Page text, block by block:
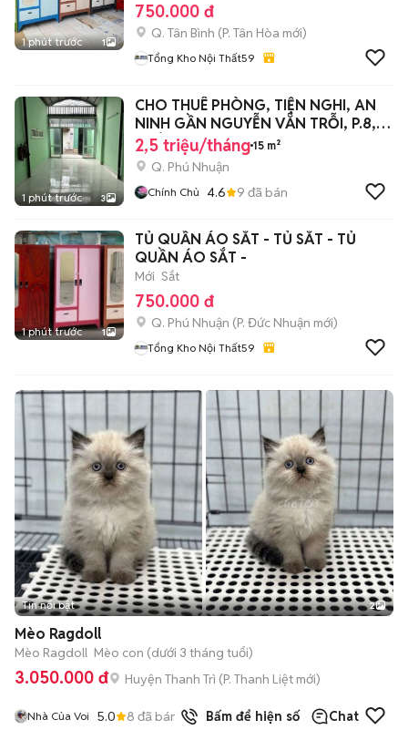
1 phút trước 1
750.000 đ
Q. Tân Bình (P. Tân Hòa mới)
Tổng Kho Nội Thất59
1 phút trước 3
CHO THUÊ PHÒNG, TIỆN NGHI, AN
NINH GẦN NGUYỄN VẴN TRỖI, P.8,
PHÚ NHUẬN
2,5 triệu/tháng 15 m²
Q. Phú Nhuận
Chính Chủ 4.6 9 đã bán
1 phút trước 1
TỦ QUẦN ÁO SẮT - TỦ SẮT - TỦ
QUẦN ÁO SẮT -
Mới Sắt
750.000 đ
Q. Phú Nhuận (P. Đức Nhuận mới)
Tổng Kho Nội Thất59
Tin nổi bật 2
Mèo Ragdoll
Mèo Ragdoll Mèo con (dưới 3 tháng tuổi)
3.050.000 đ Huyện Thanh Trì (P. Thanh Liệt mới)
Nhà Của Voi 5.0 8 đã bán Bấm để hiện số Chat